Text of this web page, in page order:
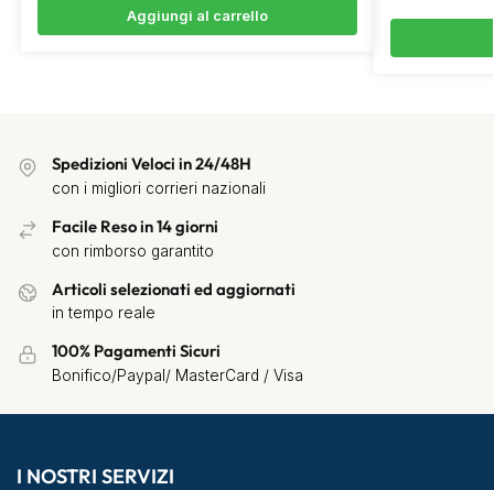
Aggiungi al carrello
Spedizioni Veloci in 24/48H
con i migliori corrieri nazionali
Facile Reso in 14 giorni
con rimborso garantito
Articoli selezionati ed aggiornati
in tempo reale
100% Pagamenti Sicuri
Bonifico/Paypal/ MasterCard / Visa
I NOSTRI SERVIZI